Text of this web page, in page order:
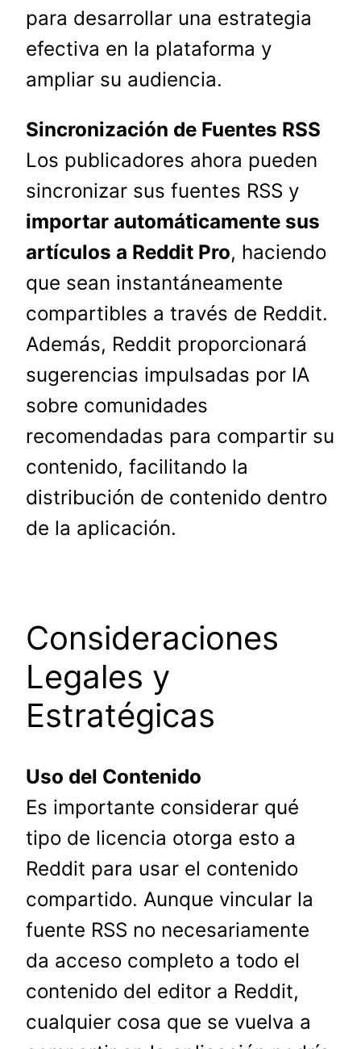
para desarrollar una estrategia
efectiva en la plataforma y
ampliar su audiencia.
Sincronización de Fuentes RSS
Los publicadores ahora pueden
sincronizar sus fuentes RSS y
importar automáticamente sus
artículos a Reddit Pro, haciendo
que sean instantáneamente
compartibles a través de Reddit.
Además, Reddit proporcionará
sugerencias impulsadas por IA
sobre comunidades
recomendadas para compartir su
contenido, facilitando la
distribución de contenido dentro
de la aplicación.
Consideraciones
Legales y
Estratégicas
Uso del Contenido
Es importante considerar qué
tipo de licencia otorga esto a
Reddit para usar el contenido
compartido. Aunque vincular la
fuente RSS no necesariamente
da acceso completo a todo el
contenido del editor a Reddit,
cualquier cosa que se vuelva a